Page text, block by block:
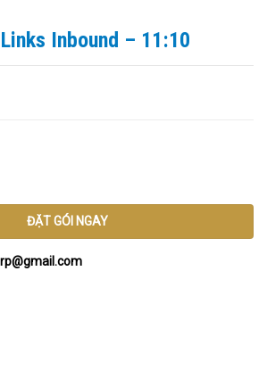
Inbound – 11:10
ĐẶT GÓI NGAY